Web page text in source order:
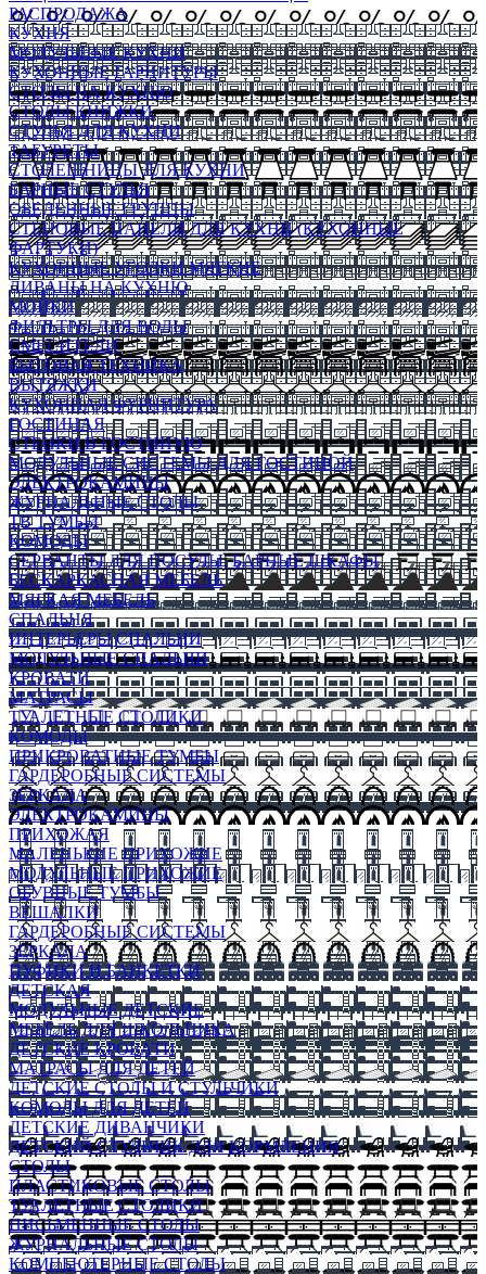
РАСПРОДАЖА
КУХНЯ
МОДУЛЬНЫЕ КУХНИ
КУХОННЫЕ ГАРНИТУРЫ
СТОЛЫ НА КУХНЮ
СТОЛЫ КНИЖКИ
СТУЛЬЯ ДЛЯ КУХНИ
ТАБУРЕТЫ
СТОЛЕШНИЦЫ ДЛЯ КУХНИ
БАРНЫЕ СТУЛЬЯ
ОБЕДЕННЫЕ ГРУППЫ
СТЕНОВЫЕ ПАНЕЛИ ДЛЯ КУХНИ (КУХОННЫЕ
ФАРТУКИ)
КУХОННЫЕ УГОЛКИ МЯГКИЕ
ДИВАНЫ НА КУХНЮ
МОЙКИ
ФИЛЬТРЫ ДЛЯ ВОДЫ
СМЕСИТЕЛИ
БЫТОВАЯ ТЕХНИКА
ВЫТЯЖКИ
КУХОННАЯ ФУРНИТУРА
ГОСТИНАЯ
СТЕНКИ В ГОСТИНУЮ
МОДУЛЬНЫЕ СИСТЕМЫ ДЛЯ ГОСТИНОЙ
ЭЛЕКТРОКАМИНЫ
ЖУРНАЛЬНЫЕ СТОЛЫ
ТВ ТУМБЫ
КОМОДЫ
СЕРВАНТЫ ДЛЯ ПОСУДЫ, БАРНЫЕ ШКАФЫ
БЕСКАРКАСНАЯ МЕБЕЛЬ
МЯГКАЯ МЕБЕЛЬ
СПАЛЬНЯ
ИНТЕРЬЕРЫ СПАЛЬНИ
МОДУЛЬНЫЕ СПАЛЬНИ
КРОВАТИ
МАТРАСЫ
ТУАЛЕТНЫЕ СТОЛИКИ
КОМОДЫ
ПРИКРОВАТНЫЕ ТУМБЫ
ГАРДЕРОБНЫЕ СИСТЕМЫ
ЗЕРКАЛА
ЭЛЕКТРОКАМИНЫ
ПРИХОЖАЯ
МАЛЕНЬКИЕ ПРИХОЖИЕ
МОДУЛЬНЫЕ ПРИХОЖИЕ
ОБУВНЫЕ ТУМБЫ
ВЕШАЛКИ
ГАРДЕРОБНЫЕ СИСТЕМЫ
ЗЕРКАЛА
ПУФИКИ И БАНКЕТКИ
ДЕТСКАЯ
МОДУЛЬНЫЕ ДЕТСКИЕ
МЕБЕЛЬ ДЛЯ ШКОЛЬНИКА
ДЕТСКИЕ КРОВАТИ
МАТРАСЫ ДЛЯ ДЕТЕЙ
ДЕТСКИЕ СТОЛЫ И СТУЛЬЧИКИ
КОМОДЫ ДЛЯ ДЕТЕЙ
ДЕТСКИЕ ДИВАНЧИКИ
ДЕТСКИЙ СТУЛЬЧИК ДЛЯ КОРМЛЕНИЯ
СТОЛЫ
ПЛАСТИКОВЫЕ СТОЛЫ
ТУАЛЕТНЫЕ СТОЛИКИ
ПИСЬМЕННЫЕ СТОЛЫ
ЖУРНАЛЬНЫЕ СТОЛЫ
КОМПЬЮТЕРНЫЕ СТОЛЫ